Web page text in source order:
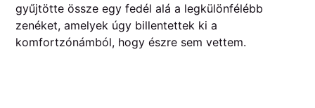
gyűjtötte össze egy fedél alá a legkülönfélébb
zenéket, amelyek úgy billentettek ki a
komfortzónámból, hogy észre sem vettem.